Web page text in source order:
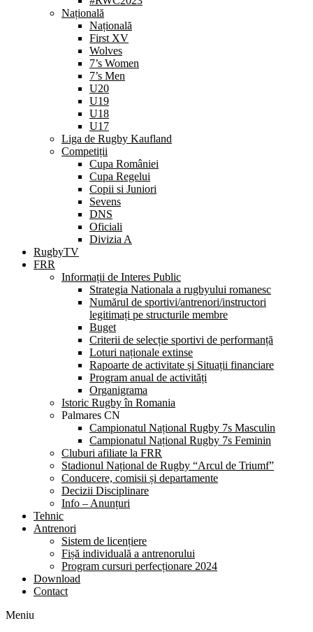
Națională
Națională
First XV
Wolves
7’s Women
7’s Men
U20
U19
U18
U17
Liga de Rugby Kaufland
Competiții
Cupa României
Cupa Regelui
Copii si Juniori
Sevens
DNS
Oficiali
Divizia A
RugbyTV
FRR
Informații de Interes Public
Strategia Nationala a rugbyului romanesc
Numărul de sportivi/antrenori/instructori
legitimați pe structurile membre
Buget
Criterii de selecție sportivi de performanță
Loturi naționale extinse
Rapoarte de activitate și Situații financiare
Program anual de activități
Organigrama
Istoric Rugby în Romania
Palmares CN
Campionatul Național Rugby 7s Masculin
Campionatul Național Rugby 7s Feminin
Cluburi afiliate la FRR
Stadionul Național de Rugby “Arcul de Triumf”
Conducere, comisii și departamente
Decizii Disciplinare
Info – Anunțuri
Tehnic
Antrenori
Sistem de licențiere
Fișă individuală a antrenorului
Program cursuri perfecționare 2024
Download
Contact
Meniu